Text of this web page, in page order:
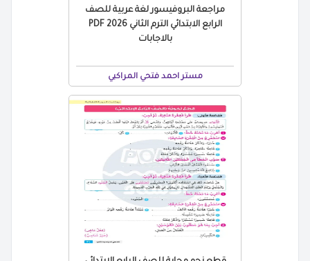
مراجعة البروفيسور لغة عربية للصف
الرابع الابتدائي الترم الثاني 2026 PDF
بالاجابات
مستر احمد فتحي المراكبي